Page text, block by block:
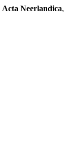
Acta Neerlandica,